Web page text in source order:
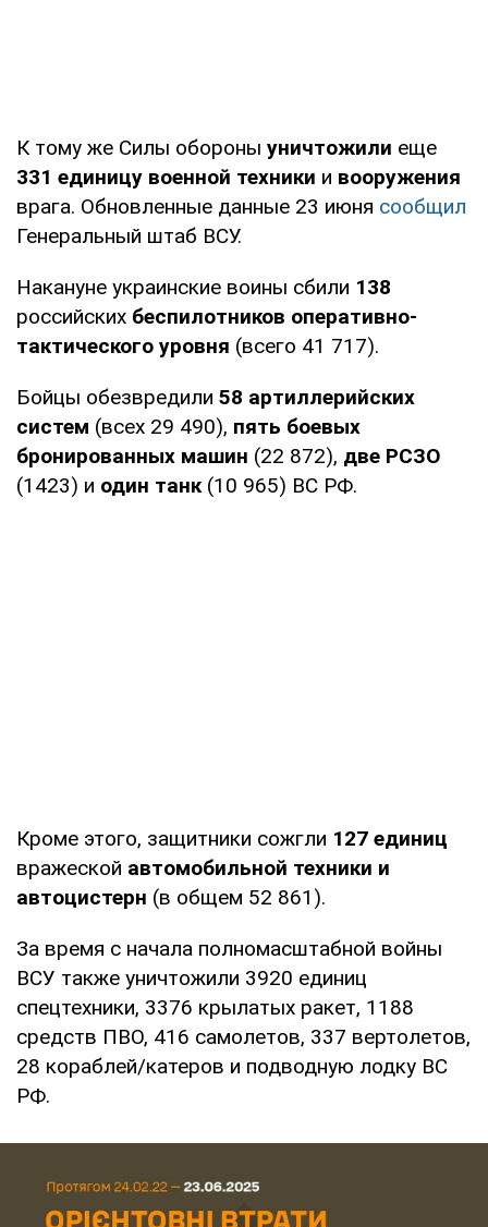
К тому же Силы обороны уничтожили еще
331 единицу военной техники и вооружения
врага. Обновленные данные 23 июня сообщил
Генеральный штаб ВСУ.
Накануне украинские воины сбили 138
российских беспилотников оперативно-
тактического уровня (всего 41 717).
Бойцы обезвредили 58 артиллерийских
систем (всех 29 490), пять боевых
бронированных машин (22 872), две РСЗО
(1423) и один танк(10 965) ВС РФ.
Кроме этого, защитники сожгли 127 единиц
вражеской автомобильной техники и
автоцистерн (в общем 52 861).
За время с начала полномасштабной войны
ВСУ также уничтожили 3920 единиц
спецтехники, 3376 крылатых ракет, 1188
средств ПВО, 416 самолетов, 337 вертолетов,
28 кораблей/катеров и подводную лодку ВС
РФ.